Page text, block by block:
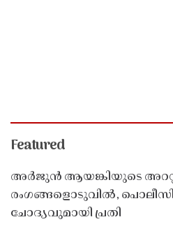
Featured
അർജുൻ ആയങ്കിയുടെ
രംഗങ്ങളൊടുവിൽ,
ചോദ്യവുമായി പ്രതി